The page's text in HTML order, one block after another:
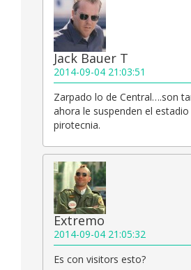
Jack Bauer T
2014-09-04 21:03:51
Zarpado lo de Central….son
ahora le suspenden el
pirotecnia.
Extremo
2014-09-04 21:05:32
Es con visitors esto?